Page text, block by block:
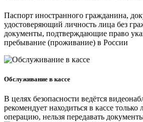
Паспорт иностранного гражданина,
удостоверяющий личность лица без
документы, подтверждающие право
пребывание (проживание) в России
Обслуживание в кассе
В целях безопасности ведётся
рекомендует находиться в кассе
операцию, нельзя передавать